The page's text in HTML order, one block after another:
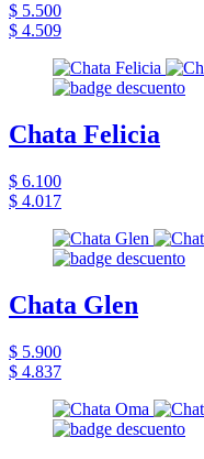
$ 5.500
$ 4.509
Chata Felicia
$ 6.100
$ 4.017
Chata Glen
$ 5.900
$ 4.837